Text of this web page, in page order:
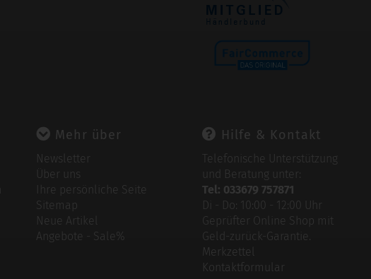
Mehr über
Newsletter
Über uns
Ihre persönliche Seite
Sitemap
Neue Artikel
Angebote - Sale%
Hilfe & Kontakt
Telefonische Unterstützung
und Beratung unter:
Tel: 033679 757871
Di - Do: 10:00 - 12:00 Uhr
Geprüfter Online Shop mit
Geld-zurück-Garantie.
Merkzettel
Kontaktformular